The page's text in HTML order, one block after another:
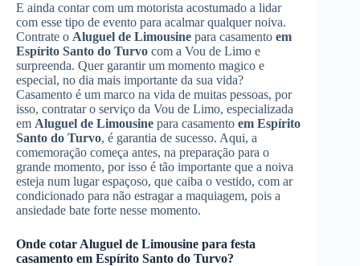
E ainda contar com um motorista acostumado a lidar
com esse tipo de evento para acalmar qualquer noiva.
Contrate o Aluguel de Limousine para casamento em
Espírito Santo do Turvo com a Vou de Limo e
surpreenda. Quer garantir um momento magico e
especial, no dia mais importante da sua vida?
Casamento é um marco na vida de muitas pessoas, por
isso, contratar o serviço da Vou de Limo, especializada
em Aluguel de Limousine para casamento em Espírito
Santo do Turvo, é garantia de sucesso. Aqui, a
comemoração começa antes, na preparação para o
grande momento, por isso é tão importante que a noiva
esteja num lugar espaçoso, que caiba o vestido, com ar
condicionado para não estragar a maquiagem, pois a
ansiedade bate forte nesse momento.
Onde cotar Aluguel de Limousine para festa
casamento em Espírito Santo do Turvo?